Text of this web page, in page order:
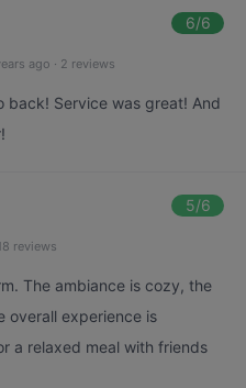
6/6
ago · 2 reviews
back! Service was great! And
5/6
reviews
The ambiance is cozy, the
overall experience is
a relaxed meal with friends